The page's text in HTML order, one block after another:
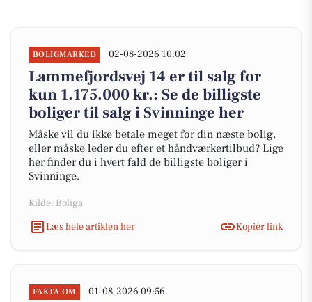
BOLIGMARKED 02-08-2026 10:02
Lammefjordsvej 14 er til salg for
kun 1.175.000 kr.: Se de billigste
boliger til salg i Svinninge her
Måske vil du ikke betale meget for din næste bolig,
eller måske leder du efter et håndværkertilbud? Lige
her finder du i hvert fald de billigste boliger i
Svinninge.
Kilde: Boliga
Læs hele artiklen her
Kopiér link
FAKTA OM 01-08-2026 09:56